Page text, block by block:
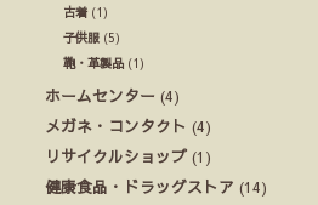
古着 (1)
子供服 (5)
鞄・革製品 (1)
ホームセンター (4)
メガネ・コンタクト (4)
リサイクルショップ (1)
健康食品・ドラッグストア (14)